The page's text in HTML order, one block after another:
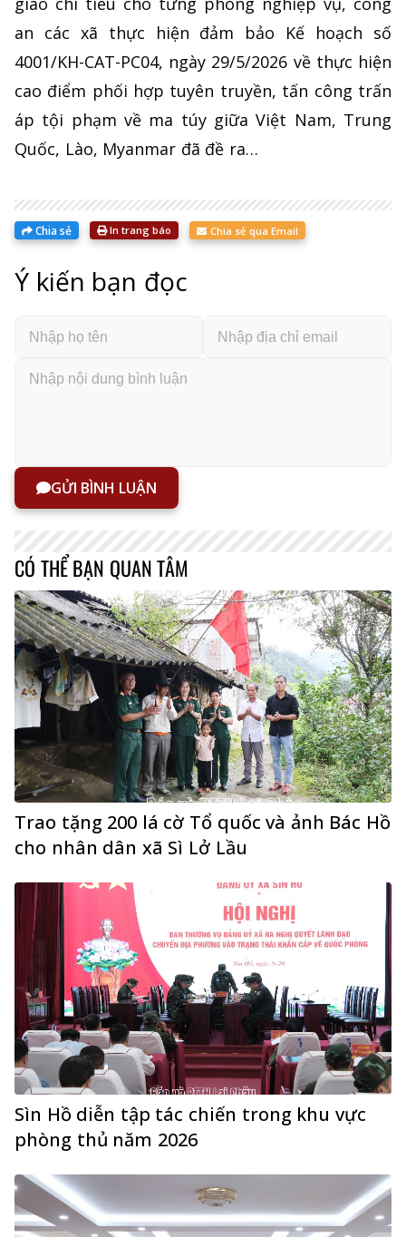
an các xã thực hiện đảm bảo Kế hoạch số
4001/KH-CAT-PC04, ngày 29/5/2026 về thực hiện
cao điểm phối hợp tuyên truyền, tấn công trấn
áp tội phạm về ma túy giữa Việt Nam, Trung
Quốc, Lào, Myanmar đã đề ra…
Chia sẻ In trang báo Chia sẻ qua Email
Ý kiến bạn đọc
GỬI BÌNH LUẬN
CÓ THỂ BẠN QUAN TÂM
Trao tặng 200 lá cờ Tổ quốc và ảnh Bác Hồ
cho nhân dân xã Sì Lở Lầu
Sìn Hồ diễn tập tác chiến trong khu vực
phòng thủ năm 2026